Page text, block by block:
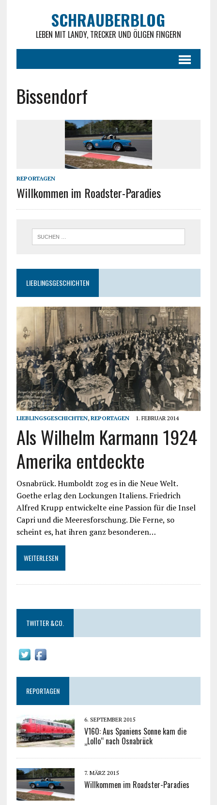
SCHRAUBERBLOG
LEBEN MIT LANDY, TRECKER UND ÖLIGEN FINGERN
Bissendorf
REPORTAGEN
Willkommen im Roadster-Paradies
LIEBLINGSGESCHICHTEN
LIEBLINGSGESCHICHTEN, REPORTAGEN 1. FEBRUAR 2014
Als Wilhelm Karmann 1924
Amerika entdeckte
Osnabrück. Humboldt zog es in die Neue Welt.
Goethe erlag den Lockungen Italiens. Friedrich
Alfred Krupp entwickelte eine Passion für die Insel
Capri und die Meeresforschung. Die Ferne, so
scheint es, hat ihren ganz besonderen…
WEITERLESEN
TWITTER &CO.
REPORTAGEN
6. SEPTEMBER 2015
V160: Aus Spaniens Sonne kam die
„Lollo“ nach Osnabrück
7. MÄRZ 2015
Willkommen im Roadster-Paradies